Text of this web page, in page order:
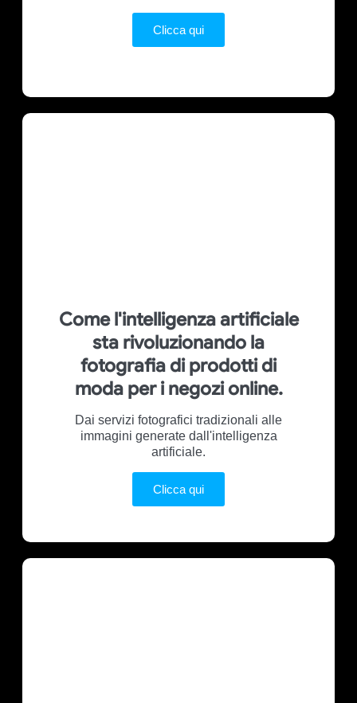
Clicca qui
Come l'intelligenza artificiale
sta rivoluzionando la
fotografia di prodotti di
moda per i negozi online.
Dai servizi fotografici tradizionali alle
immagini generate dall'intelligenza
artificiale.
Clicca qui